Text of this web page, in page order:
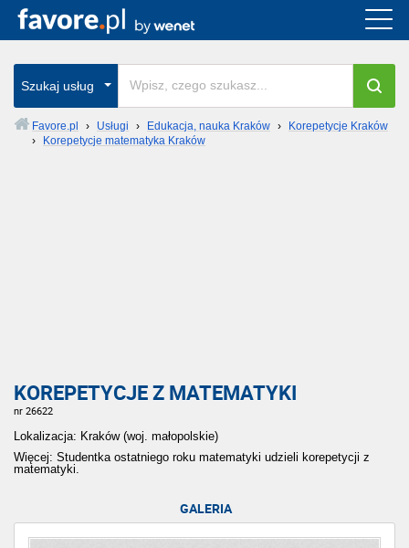
Szukaj usług
Favore.pl › Usługi › Edukacja, nauka Kraków ›
Korepetycje Kraków
›
Korepetycje matematyka Kraków
KOREPETYCJE Z MATEMATYKI
nr 26622
Lokalizacja: Kraków (woj. małopolskie)
Więcej: Studentka ostatniego roku matematyki udzieli korepetycji z
matematyki.
GALERIA